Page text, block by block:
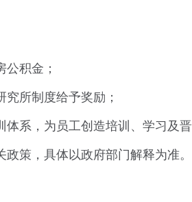
积金；
所制度给予奖励；
系，为员工创造培训、学习及
策，具体以政府部门解释为准。